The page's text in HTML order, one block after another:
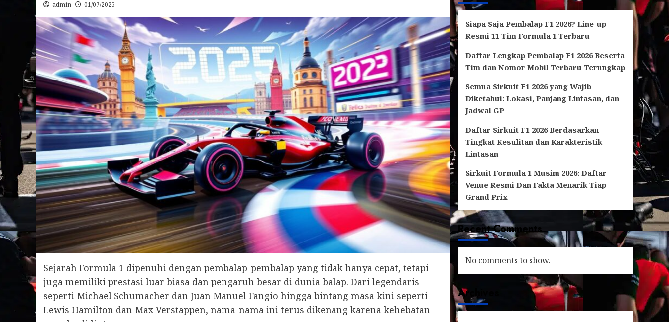
admin 01/07/2025
Sejarah Formula 1 dipenuhi dengan pembalap-pembalap yang tidak hanya cepat, tetapi
juga memiliki prestasi luar biasa dan pengaruh besar di dunia balap. Dari legendaris
seperti Michael Schumacher dan Juan Manuel Fangio hingga bintang masa kini seperti
Lewis Hamilton dan Max Verstappen, nama-nama ini terus dikenang karena kehebatan
Siapa Saja Pembalap F1 2026? Line-up
Resmi 11 Tim Formula 1 Terbaru
Daftar Lengkap Pembalap F1 2026 Beserta
Tim dan Nomor Mobil Terbaru Terungkap
Semua Sirkuit F1 2026 yang Wajib
Diketahui: Lokasi, Panjang Lintasan, dan
Jadwal GP
Daftar Sirkuit F1 2026 Berdasarkan
Tingkat Kesulitan dan Karakteristik
Lintasan
Sirkuit Formula 1 Musim 2026: Daftar
Venue Resmi Dan Fakta Menarik Tiap
Grand Prix
Recent Comments
No comments to show.
Archives